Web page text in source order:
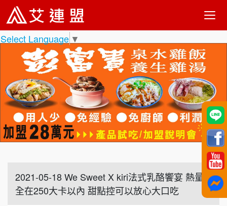
Select Language ▼
2021-05-18 We Sweet X kiri法式乳酪饗宴 熱量
全在250大卡以內 甜點控可以放心大口吃